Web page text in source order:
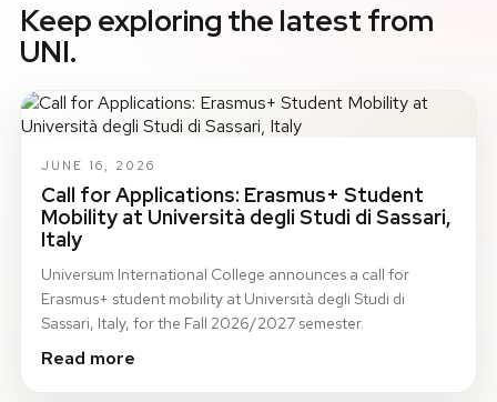
Keep exploring the latest from
UNI.
JUNE 16, 2026
Call for Applications: Erasmus+ Student
Mobility at Università degli Studi di Sassari,
Italy
Universum International College announces a call for
Erasmus+ student mobility at Università degli Studi di
Sassari, Italy, for the Fall 2026/2027 semester.
Read more